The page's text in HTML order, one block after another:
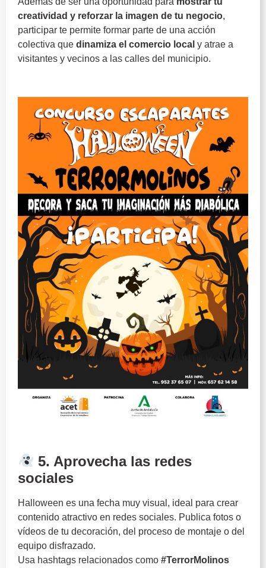
creatividad y reforzar la imagen de tu negocio,
participar te permite formar parte de una acción
colectiva que dinamiza el comercio local y atrae a
visitantes y vecinos a las calles del municipio.
5. Aprovecha las redes
sociales
Halloween es una fecha muy visual, ideal para crear
contenido atractivo en redes sociales. Publica fotos o
vídeos de tu decoración, del proceso de montaje o del
equipo disfrazado.
Usa hashtags relacionados como #TerrorMolinos